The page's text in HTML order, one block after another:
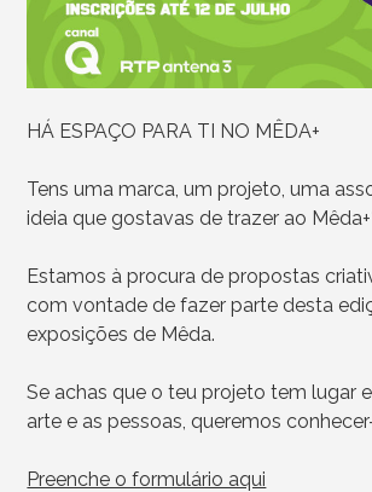
HÁ ESPAÇO PARA TI NO MÊDA+
Tens uma marca, um projeto, uma
ideia que gostavas de trazer ao
Estamos à procura de propostas
com vontade de fazer parte desta
exposições de Mêda.
Se achas que o teu projeto tem lugar
arte e as pessoas, queremos
Preenche o formulário aqui